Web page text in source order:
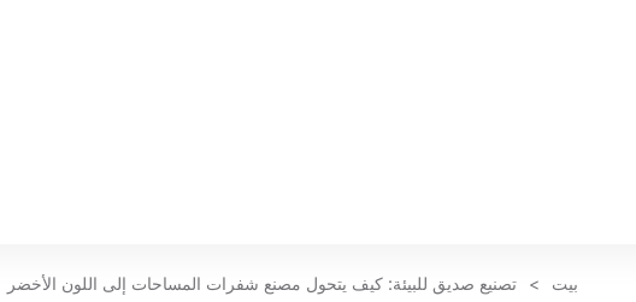
بيت > تصنيع صديق للبيئة: كيف يتحول مصنع شفرات المساحات إلى اللون الأخضر